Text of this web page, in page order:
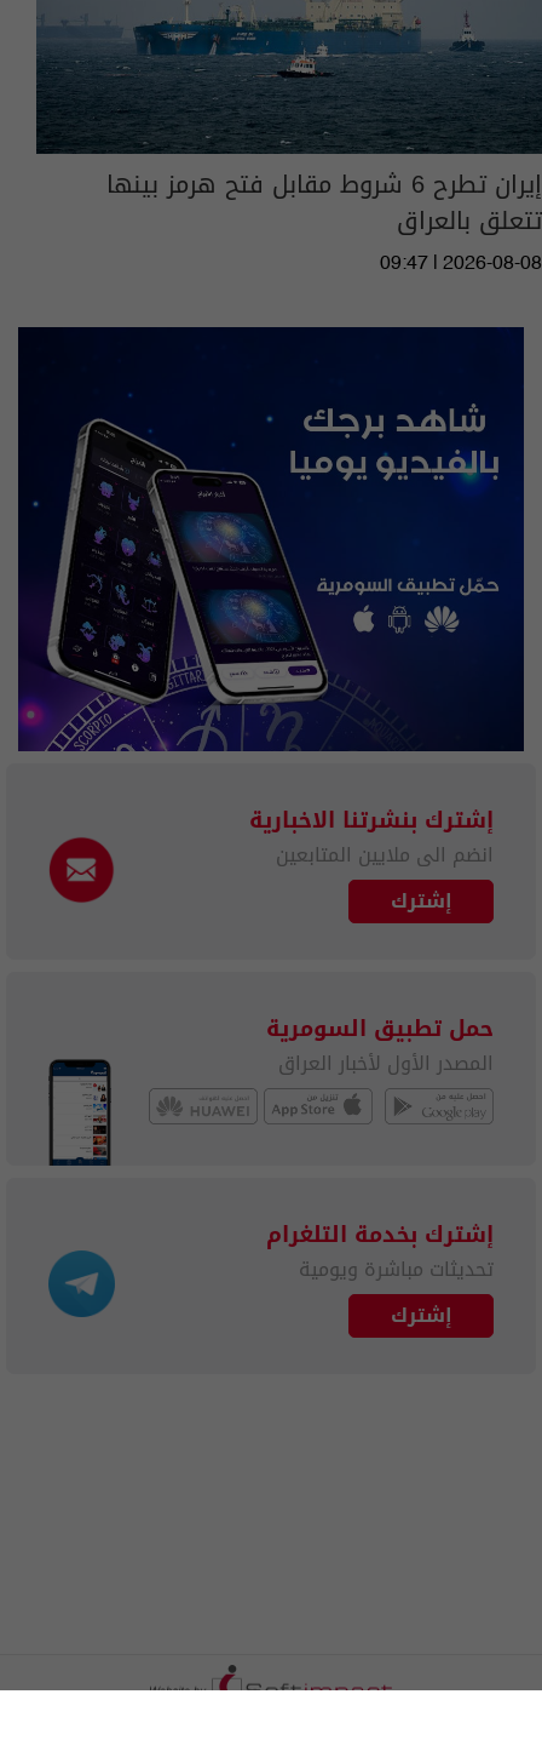
إيران تطرح 6 شروط مقابل فتح هرمز بينها
تتعلق بالعراق
09:47 | 2026-08-08
إشترك بنشرتنا الاخبارية
انضم الى ملايين المتابعين
إشترك
حمل تطبيق السومرية
المصدر الأول لأخبار العراق
إشترك بخدمة التلغرام
تحديثات مباشرة ويومية
إشترك